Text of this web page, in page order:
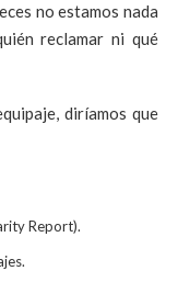
no estamos nada
reclamar ni qué
diríamos que
Report).